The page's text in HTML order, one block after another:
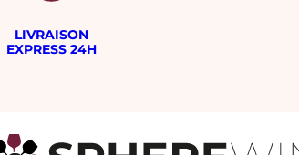
LIVRAISON
EXPRESS 24H